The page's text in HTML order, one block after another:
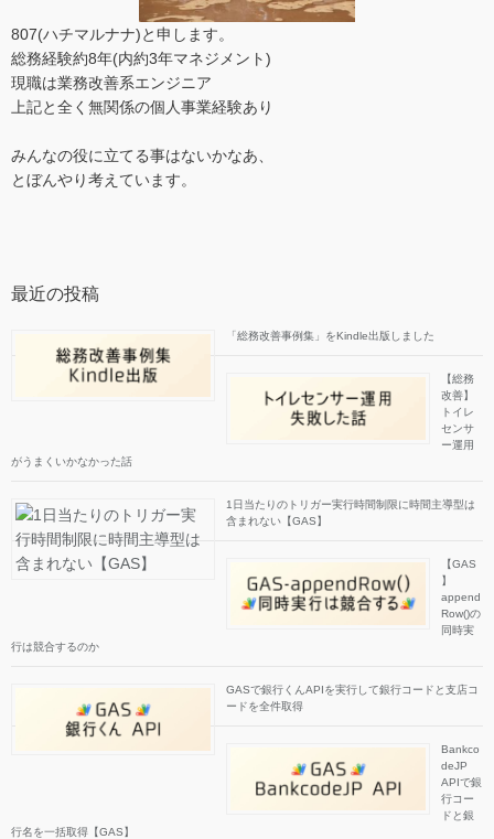
807(ハチマルナナ)と申します。
総務経験約8年(内約3年マネジメント)
現職は業務改善系エンジニア
上記と全く無関係の個人事業経験あり
みんなの役に立てる事はないかなあ、
とぼんやり考えています。
最近の投稿
「総務改善事例集」をKindle出版しました
【総務
改善】
トイレ
センサ
ー運用
がうまくいかなかった話
1日当たりのトリガー実行時間制限に時間主導型は
含まれない【GAS】
【GAS
】
append
Row()の
同時実
行は競合するのか
GASで銀行くんAPIを実行して銀行コードと支店コ
ードを全件取得
Bankco
deJP
APIで銀
行コー
ドと銀
行名を一括取得【GAS】